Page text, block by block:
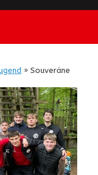
» Souveräne